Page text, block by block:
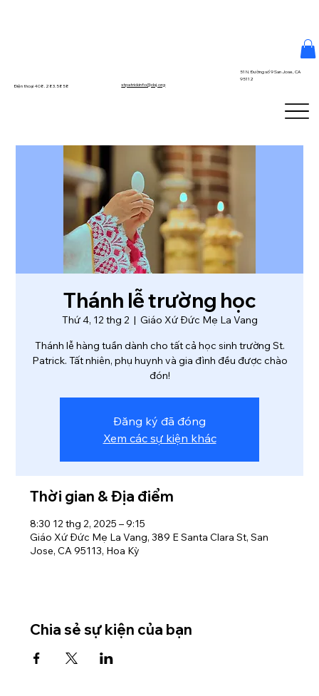
Điện thoại 408.283.5858 stpatrickinfo@dsj.org
51 N. Đường số 9 San Jose, CA
95112
Thánh lễ trường học
Thứ 4, 12 thg 2
  |
Giáo Xứ Đức Mẹ La Vang
Thánh lễ hàng tuần dành cho tất cả học sinh trường St.
Patrick. Tất nhiên, phụ huynh và gia đình đều được chào
đón!
Đăng ký đã đóng
Xem các sự kiện khác
Thời gian & Địa điểm
8:30 12 thg 2, 2025 – 9:15
Giáo Xứ Đức Mẹ La Vang, 389 E Santa Clara St, San
Jose, CA 95113, Hoa Kỳ
Chia sẻ sự kiện của bạn